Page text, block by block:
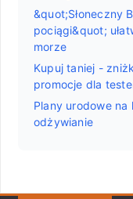
&quot;Słoneczny
pociągi&quot;
morze
Kupuj taniej -
promocje dla
Plany urodowe
odżywianie